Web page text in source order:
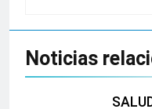
Noticias